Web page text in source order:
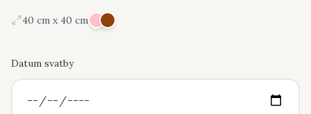
40 cm x 40 cm
Datum svatby